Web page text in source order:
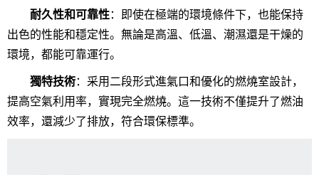
耐久性和可靠性：即使在極端的環境條件下，也能保持
出色的性能和穩定性。無論是高溫、低溫、潮濕還是干燥的
環境，都能可靠運行。
獨特技術：采用二段形式進氣口和優化的燃燒室設計，
提高空氣利用率，實現完全燃燒。這一技術不僅提升了燃油
效率，還減少了排放，符合環保標準。